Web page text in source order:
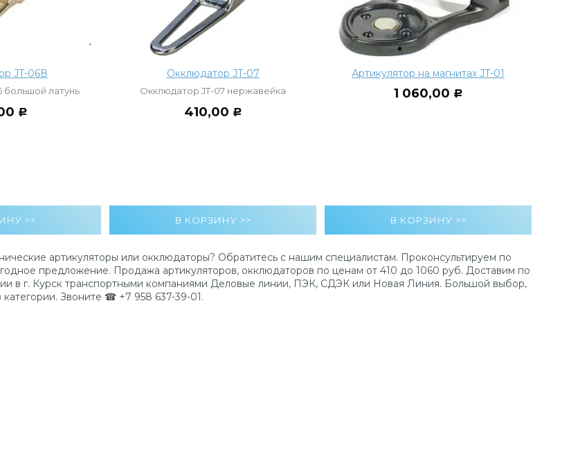
JT-06В
большой латунь
Р
Окклюдатор JT-07
Окклюдатор JT-07 нержавейка
410,00 Р
Артикулятор на магнитах JT-01
1 060,00 Р
артикуляторы или окклюдаторы? Обратитесь с нашим специалистам. Проконсультируем по
предложение. Продажа артикуляторов, окклюдаторов по ценам от 410 до 1060 руб. Доставим по
в г. Курск транспортными компаниями Деловые линии, ПЭК, СДЭК или Новая Линия. Большой выбор,
Звоните ☎ +7 958 637-39-01.